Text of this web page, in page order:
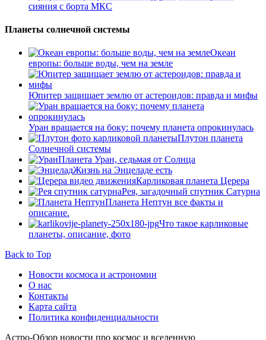
сияния с борта МКС
Планеты солнечной системы
Океан
европы: больше воды, чем на земле
Юпитер защищает землю от астероидов: правда и мифы
Уран вращается на боку: почему планета опрокинулась
Плутон планета
Солнечной системы
Планета Уран, седьмая от Солнца
Жизнь на Энцеладе есть
Карликовая планета Церера
Рея, загадочный спутник Сатурна
Планета Нептун все факты и
описание.
Что такое карликовые
планеты, описание, фото
Back to Top
Новости космоса и астрономии
О нас
Контакты
Карта сайта
Политика конфиденциальности
Астро-Обзор новости про космос и вселенную